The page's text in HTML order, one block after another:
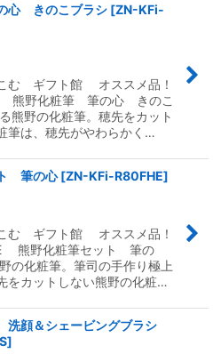
心 きのこブラシ [ZN-KFi-
む ギフト館 オススメ品！
熊野化粧筆 筆の心 きのこ
熊野の化粧筆。穂先をカット
筆は、穂先がやわらかく…
筆の心 [ZN-KFi-R80FHE]
む ギフト館 オススメ品！
熊野化粧筆セット 筆の
の化粧筆。筆司の手作り極上
をカットしない熊野の化粧…
顔＆シェービングブラシ
]